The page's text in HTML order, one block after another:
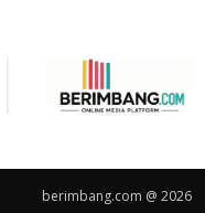
berimbang.com @ 2026